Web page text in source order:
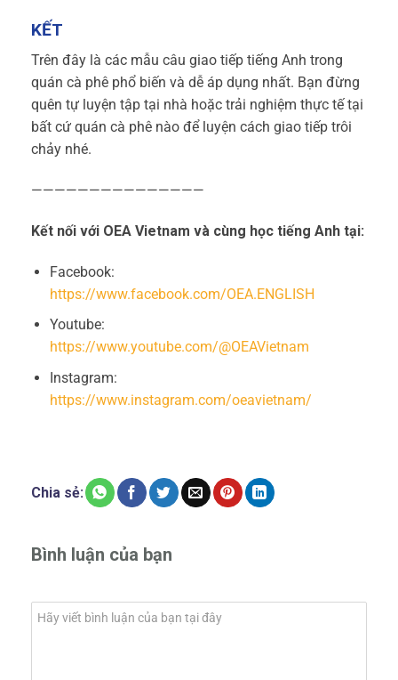
KẾT
Trên đây là các mẫu câu giao tiếp tiếng Anh trong
quán cà phê phổ biến và dễ áp dụng nhất. Bạn đừng
quên tự luyện tập tại nhà hoặc trải nghiệm thực tế tại
bất cứ quán cà phê nào để luyện cách giao tiếp trôi
chảy nhé.
———————————————
Kết nối với OEA Vietnam và cùng học tiếng Anh tại:
Facebook:
https://www.facebook.com/OEA.ENGLISH
Youtube:
https://www.youtube.com/@OEAVietnam
Instagram:
https://www.instagram.com/oeavietnam/
Chia sẻ:
Bình luận của bạn